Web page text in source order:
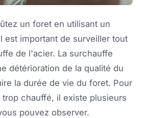
un foret en utilisant un
est important de surveiller tout
de l'acier. La surchauffe
détérioration de la qualité du
la durée de vie du foret. Pour
chauffé, il existe plusieurs
pouvez observer.